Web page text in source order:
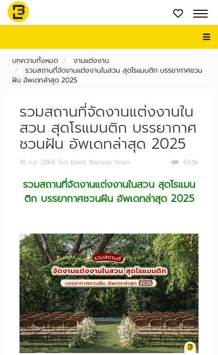
บทความทั้งหมด
งานแต่งงาน
รวมสถานที่จัดงานแต่งงานในสวน สุดโรแมนติก บรรยากาศชวน
ฝัน อัพเดทล่าสุด 2025
รวมสถานที่จัดงานแต่งงานใน
สวน สุดโรแมนติก บรรยากาศ
ชวนฝัน อัพเดทล่าสุด 2025
65.5k
18 ก.ค. 2568 โดย Event Banana Team
รวมสถานที่จัดงานแต่งงานในสวน สุดโรแมน
ติก บรรยากาศชวนฝัน อัพเดทล่าสุด 2025